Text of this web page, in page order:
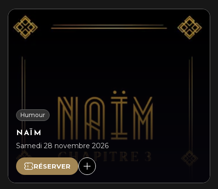
Humour
NAÏM
Samedi 28 novembre 2026
RÉSERVER